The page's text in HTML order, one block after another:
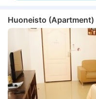
Huoneisto (Apartment)